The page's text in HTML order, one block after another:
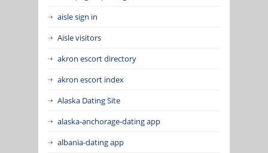
aisle sign in
Aisle visitors
akron escort directory
akron escort index
Alaska Dating Site
alaska-anchorage-dating app
albania-dating app